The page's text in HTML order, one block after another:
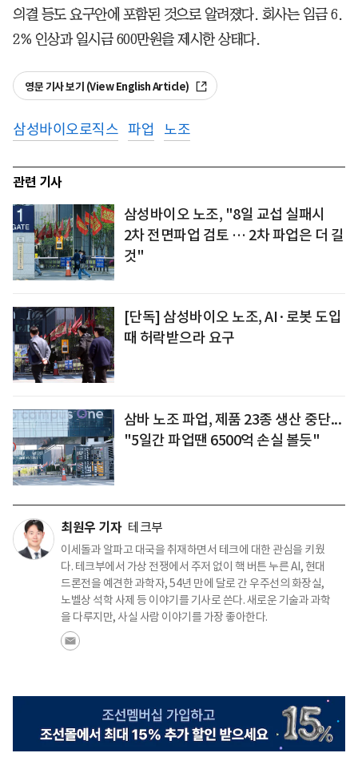
의결 등도 요구안에 포함된 것으로 알려졌다. 회사는 임금 6.
2% 인상과 일시금 600만원을 제시한 상태다.
영문 기사 보기 (View English Article)
삼성바이오로직스 파업 노조
관련 기사
삼성바이오 노조, "8일 교섭 실패시
2차 전면파업 검토 … 2차 파업은 더 길
것"
[단독] 삼성바이오 노조, AI·로봇 도입
때 허락받으라 요구
삼바 노조 파업, 제품 23종 생산 중단...
"5일간 파업땐 6500억 손실 볼듯"
최원우 기자 테크부
이세돌과 알파고 대국을 취재하면서 테크에 대한 관심을 키웠
다. 테크부에서 가상 전쟁에서 주저 없이 핵 버튼 누른 AI, 현대
드론전을 예견한 과학자, 54년 만에 달로 간 우주선의 화장실,
노벨상 석학 사제 등 이야기를 기사로 쓴다. 새로운 기술과 과학
을 다루지만, 사실 사람 이야기를 가장 좋아한다.